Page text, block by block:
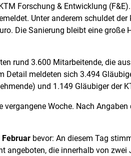
Forschung & Entwicklung
Unter anderem schuldet
Die Sanierung bleibt eine
rund 3.600 Mitarbeitende, die
Detail meldeten sich 3.494
und 1.149 Gläubiger der
vergangene Woche. Nach
Februar bevor: An diesem Tag
angeboten, die innerhalb von